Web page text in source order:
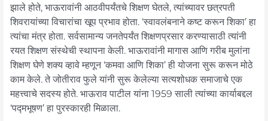
झाले होते, भाऊरावांनी आठवीपर्यंतचे शिक्षण घेतले, त्यांच्यावर छत्रपती
शिवरायांच्या विचारांचा खूप प्रभाव होता. ‘स्वावलंबनाने कष्ट करून शिका’ हा
त्यांचा मंत्र होता. सर्वसामान्य जनतेपर्यंत शिक्षणप्रसार करण्यासाठी त्यांनी
रयत शिक्षण संस्थेची स्थापना केली. भाऊरावांनी मागास आणि गरीब मुलांना
शिक्षण घेणे शक्य व्हावे म्हणून ‘कमवा आणि शिका’ ही योजना सुरू करून मोठे
काम केले. ते जोतीराव फुले यांनी सुरू केलेल्या सत्यशोधक समाजाचे एक
महत्त्वाचे सदस्य होते. भाऊराव पाटील यांना 1959 साली त्यांच्या कार्याबद्दल
‘पद्मभूषण’ हा पुरस्कारही मिळाला.